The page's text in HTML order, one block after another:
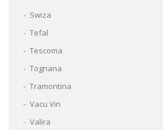
Swiza
Tefal
Tescoma
Tognana
Tramontina
Vacu Vin
Valira